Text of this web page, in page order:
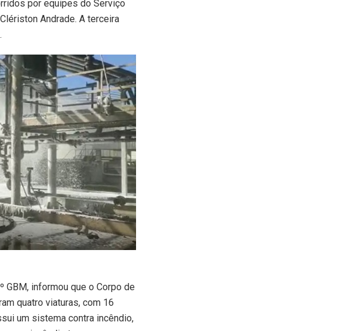
por equipes do Serviço
Andrade. A terceira
GBM, informou que o Corpo de
quatro viaturas, com 16
um sistema contra incêndio,